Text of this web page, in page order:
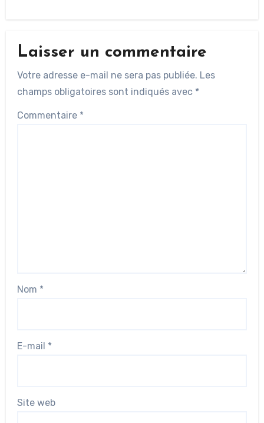
Laisser un commentaire
Votre adresse e-mail ne sera pas publiée. Les
champs obligatoires sont indiqués avec *
Commentaire *
Nom *
E-mail *
Site web